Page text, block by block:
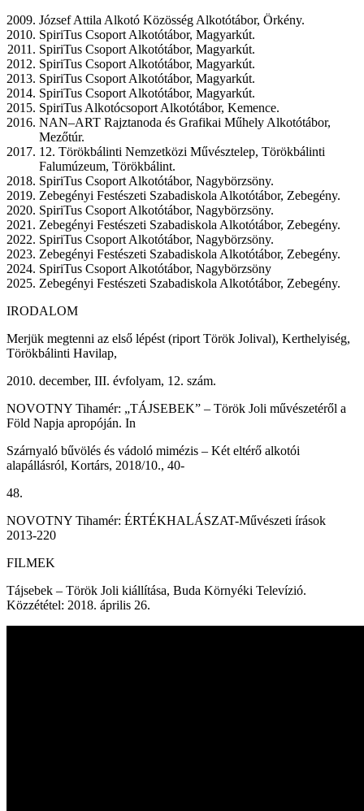
József Attila Alkotó Közösség Alkotótábor, Örkény.
SpiriTus Csoport Alkotótábor, Magyarkút.
SpiriTus Csoport Alkotótábor, Magyarkút.
SpiriTus Csoport Alkotótábor, Magyarkút.
SpiriTus Csoport Alkotótábor, Magyarkút.
SpiriTus Csoport Alkotótábor, Magyarkút.
SpiriTus Alkotócsoport Alkotótábor, Kemence.
NAN–ART Rajztanoda és Grafikai Műhely Alkotótábor,
Mezőtúr.
12. Törökbálinti Nemzetközi Művésztelep, Törökbálinti
Falumúzeum, Törökbálint.
SpiriTus Csoport Alkotótábor, Nagybörzsöny.
Zebegényi Festészeti Szabadiskola Alkotótábor, Zebegény.
SpiriTus Csoport Alkotótábor, Nagybörzsöny.
Zebegényi Festészeti Szabadiskola Alkotótábor, Zebegény.
SpiriTus Csoport Alkotótábor, Nagybörzsöny.
Zebegényi Festészeti Szabadiskola Alkotótábor, Zebegény.
SpiriTus Csoport Alkotótábor, Nagybörzsöny
Zebegényi Festészeti Szabadiskola Alkotótábor, Zebegény.
IRODALOM
Merjük megtenni az első lépést (riport Török Jolival), Kerthelyiség,
Törökbálinti Havilap,
december, III. évfolyam, 12. szám.
NOVOTNY Tihamér: „TÁJSEBEK” – Török Joli művészetéről a
Föld Napja apropóján. In
Szárnyaló bűvölés és vádoló mimézis – Két eltérő alkotói
alapállásról, Kortárs, 2018/10., 40-
48.
NOVOTNY Tihamér: ÉRTÉKHALÁSZAT-Művészeti írások
2013-220
FILMEK
Tájsebek – Török Joli kiállítása, Buda Környéki Televízió.
Közzététel: 2018. április 26.